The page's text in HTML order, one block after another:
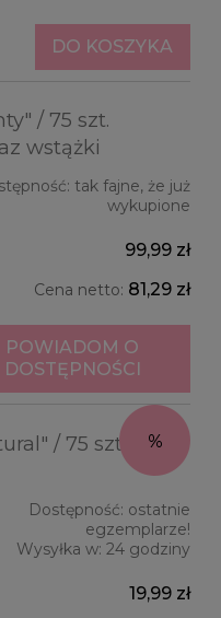
DO KOSZYKA
/ 75 szt.
wstążki
tak fajne, że już
wykupione
99,99 zł
Cena netto: 81,29 zł
POWIADOM O
DOSTĘPNOŚCI
/ 75 szt.
Dostępność: ostatnie
egzemplarze!
Wysyłka w: 24 godziny
19,99 zł